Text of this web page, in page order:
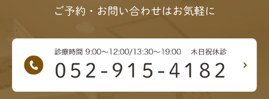
ご予約・お問い合わせはお気軽に